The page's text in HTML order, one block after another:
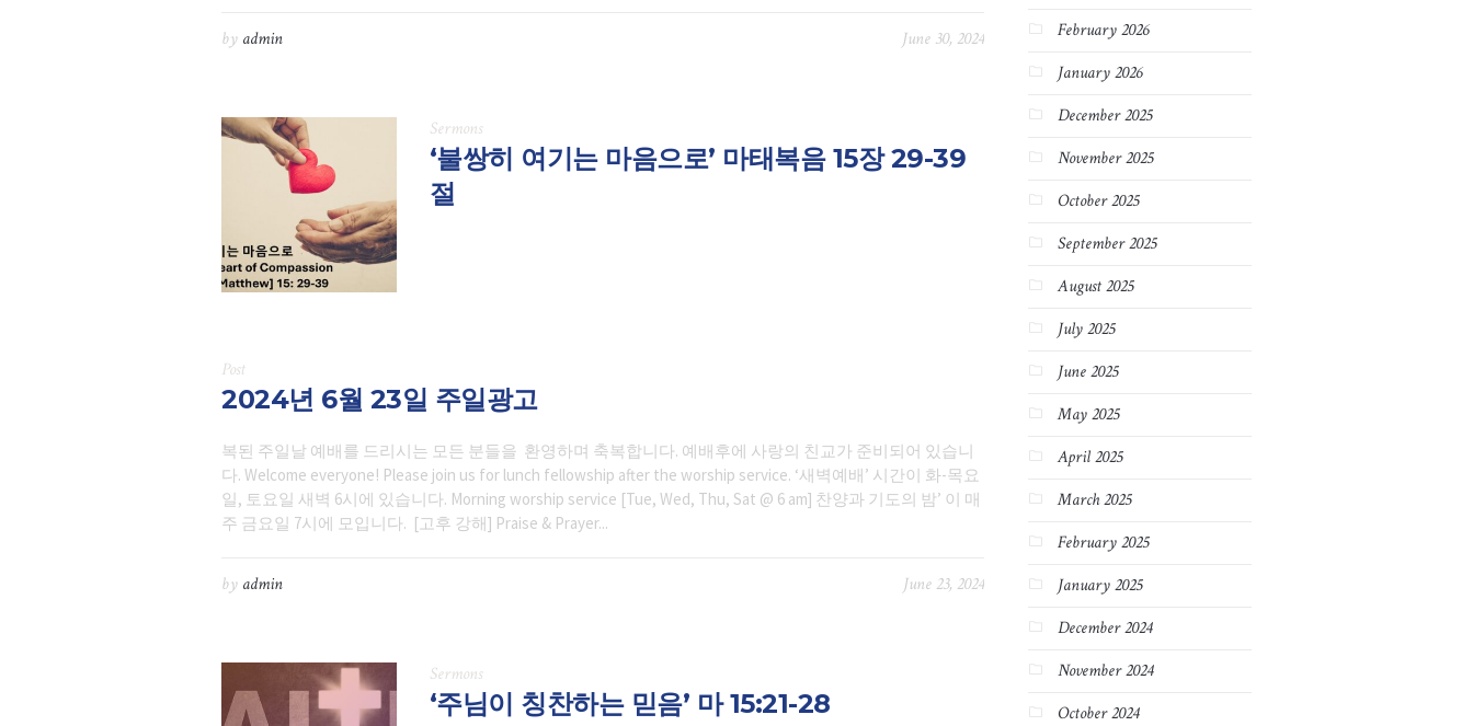
June 30, 2024
by admin
Sermons
‘불쌍히 여기는 마음으로’ 마태복음 15장 29-39
절
Post
2024년 6월 23일 주일광고
복된 주일날 예배를 드리시는 모든 분들을 환영하며 축복합니다. 예배후에 사랑의 친교가 준비되어 있습니
다. Welcome everyone! Please join us for lunch fellowship after the worship service. ‘새벽예배’ 시간이 화-목요
일, 토요일 새벽 6시에 있습니다. Morning worship service [Tue, Wed, Thu, Sat @ 6 am] 찬양과 기도의 밤’ 이 매
주 금요일 7시에 모입니다. [고후 강해] Praise & Prayer...
June 23, 2024
by admin
Sermons
‘주님이 칭찬하는 믿음’ 마 15:21-28
February 2026
January 2026
December 2025
November 2025
October 2025
September 2025
August 2025
July 2025
June 2025
May 2025
April 2025
March 2025
February 2025
January 2025
December 2024
November 2024
October 2024